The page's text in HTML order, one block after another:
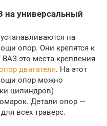
на универсальный
на
опор. Они крепятся к
это места крепления
двигателя. На этот
опор можно
цилиндров)
Детали опор —
всех траверс.